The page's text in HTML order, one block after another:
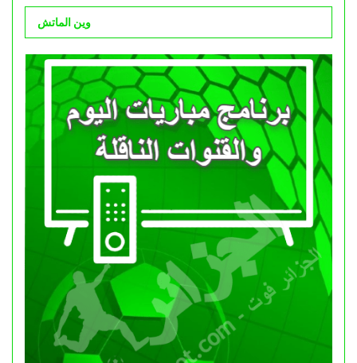
وين الماتش